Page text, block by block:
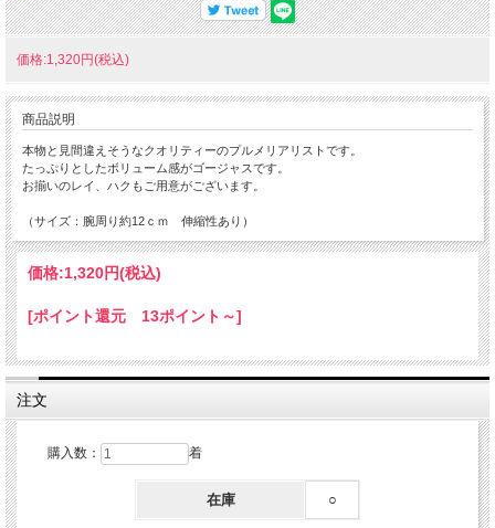
価格:1,320円(税込)
商品説明
本物と見間違えそうなクオリティーのプルメリアリストです。
たっぷりとしたボリューム感がゴージャスです。
お揃いのレイ、ハクもご用意がございます。
（サイズ：腕周り約12ｃｍ 伸縮性あり）
価格:1,320円(税込)
[ポイント還元 13ポイント～]
注文
購入数： 着
在庫 ○